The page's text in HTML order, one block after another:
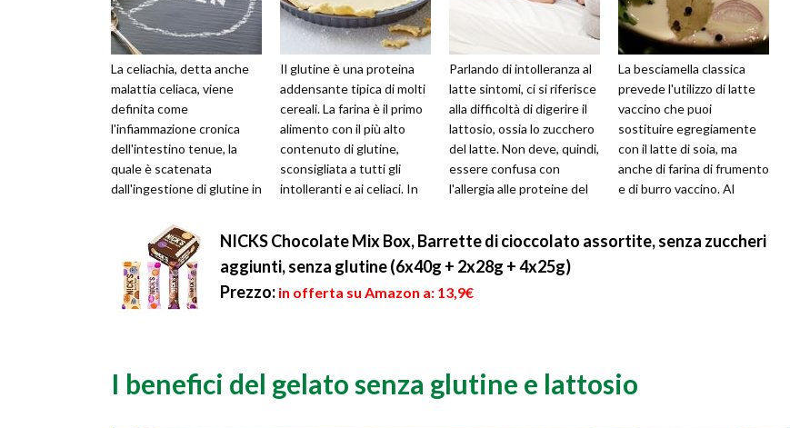
La celiachia, detta anche
malattia celiaca, viene
definita come
l'infiammazione cronica
dell'intestino tenue, la
quale è scatenata
dall'ingestione di glutine in
geneticamente predisp...
Il glutine è una proteina
addensante tipica di molti
cereali. La farina è il primo
alimento con il più alto
contenuto di glutine,
sconsigliata a tutti gli
intolleranti e ai celiaci. In
Parlando di intolleranza al
latte sintomi, ci si riferisce
alla difficoltà di digerire il
lattosio, ossia lo zucchero
del latte. Non deve, quindi,
essere confusa con
l'allergia alle proteine del
La besciamella classica
prevede l'utilizzo di latte
vaccino che puoi
sostituire egregiamente
con il latte di soia, ma
anche di farina di frumento
e di burro vaccino. Al
NICKS Chocolate Mix Box, Barrette di cioccolato assortite, senza zuccheri
aggiunti, senza glutine (6x40g + 2x28g + 4x25g)
Prezzo: in offerta su Amazon a: 13,9€
I benefici del gelato senza glutine e lattosio